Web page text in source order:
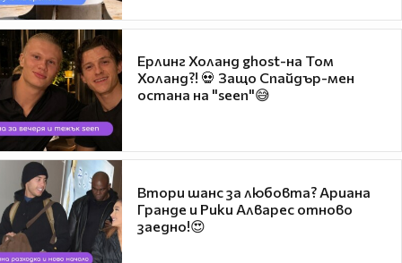
Ерлинг Холанд ghost-на Том
Холанд?! 💀 Защо Спайдър-мен
остана на "seen"😅
Втори шанс за любовта? Ариана
Гранде и Рики Алварес отново
заедно!😍